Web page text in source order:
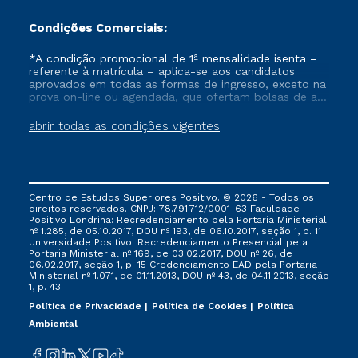
Condições Comerciais:
abrir todas as condições vigentes
*A condição promocional de 1ª mensalidade isenta –
referente à matrícula – aplica-se aos candidatos
aprovados em todas as formas de ingresso, exceto na
prova on-line ou agendada, que ofertam bolsas de até
vigente, que ainda não tenham efetivado e/ou não
tenham cancelado ou trancado sua matrícula em uma
via FIES, Prouni e outros programas governamentais, e
não se acumula com nenhuma outra campanha
ofertada pela Instituição.
Centro de Estudos Superiores Positivo. © 2026 - Todos os
direitos reservados. CNPJ: 78.791.712/0001-63 Faculdade
Positivo Londrina: Recredenciamento pela Portaria Ministerial
nº 1.285, de 05.10.2017, DOU nº 193, de 06.10.2017, seção 1, p. 11
Universidade Positivo: Recredenciamento Presencial ​pela
Portaria Ministerial nº 169, de 03.02.2017, DOU nº 26, de
06.02.2017, seção 1, p. 15 Credenciamento EAD pela Portaria
Ministerial nº 1.071, de 01.11.2013, DOU nº 43, de 04.11.2013, seção
1, p. 43
Política de Privacidade
Política de Cookies
Política
Ambiental